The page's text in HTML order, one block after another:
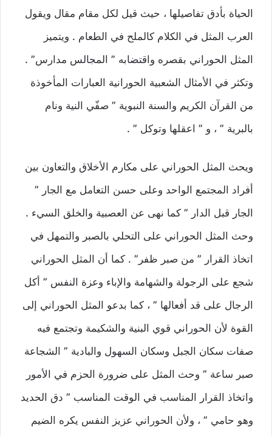
الحياة بأدق تفاصيلها ، حيث قيل لكل مقام مقال ويقول
العرب المثل في الكلام كالملح في الطعام . ويتميز
المثل الحوراني بقصره واقتضابه ” المجالس مدارس” .
وتكثر في الأمثال الشعبية الحورانية العبارات المأخوذة
من القرآن الكريم والسنة النبوية ” صفّي النية ونام
بالبرية ” ، و ” اعقلها وتوكل ” .
ويحث المثل الحوراني على مكارم الأخلاق والتعاون بين
أفراد المجتمع الواحد وعلى حسن التعامل مع الجار ”
الجار قبل الدار ” كما نهى عن العصبية والخلق السيء .
وحث المثل الحوراني على التحلي بالصبر والتمهل في
اتخاذ القرار ” من صبر ظفر” . كما أن المثل الحوراني
شجع على الرجولة والشهامة والإباء وعزة النفس ” أكل
الرجال على قد أفعالها ” ، كما بدعو المثل الحوراني إلى
القوة لأن الحوراني قوي البنية والشكيمة وتجتمع فيه
صفات سكان الجبل وسكان السهول والبادية ” الشجاعة
صبر ساعة ” وحث المثل على ضرورة الحزم في الأمور
واتخاذ القرار المناسب في الوقت المناسب ” دق الحديد
وهو حامي ” ، ولأن الحوراني عزيز النفس يكره الضيم